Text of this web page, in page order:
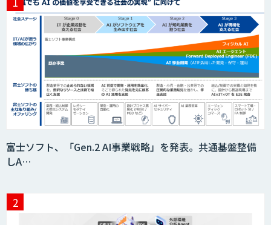
富士ソフト、「Gen.2 AI事業戦略」を発表。共通基盤整備
しA…